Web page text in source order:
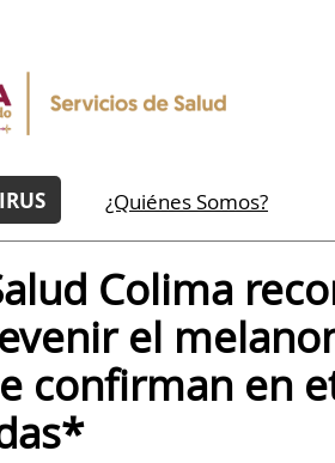
¿Quiénes Somos?
Colima
el
confirman en